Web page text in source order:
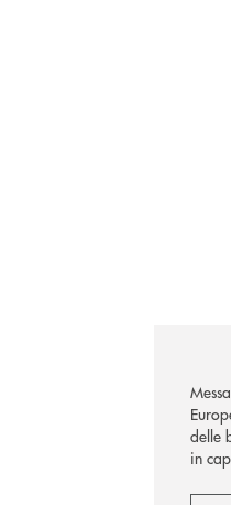
delle
in